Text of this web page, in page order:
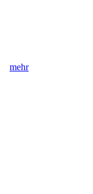
mehr